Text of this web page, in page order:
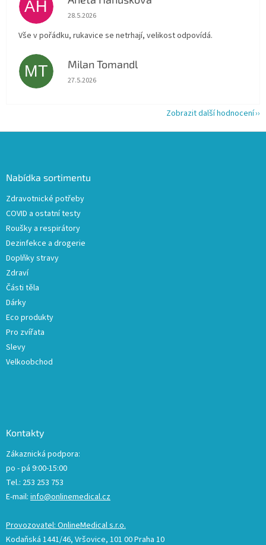
AH Hodnocení obchodu je 5 z 5 hvězdiček.
28.5.2026
Vše v pořádku, rukavice se netrhají, velikost odpovídá.
MT Milan Tomandl
Hodnocení obchodu je 5 z 5 hvězdiček.
27.5.2026
Zobrazit další hodnocení
Nabídka sortimentu
Zdravotnické potřeby
COVID a ostatní testy
Roušky a respirátory
Dezinfekce a drogerie
Doplňky stravy
Zdraví
Části těla
Dárky
Eco produkty
Pro zvířata
Slevy
Velkoobchod
Kontakty
Zákaznická podpora:
po - pá 9:00-15:00
Tel.: 253 253 753
E-mail: info@onlinemedical.cz
Provozovatel: OnlineMedical s.r.o.
Kodaňská 1441/46, Vršovice, 101 00 Praha 10